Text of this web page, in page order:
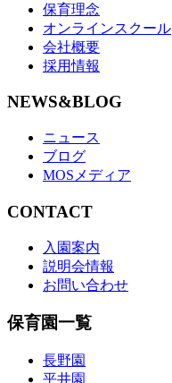
保育理念
オンラインスクール
会社概要
採用情報
NEWS&BLOG
ニュース
ブログ
MOSメディア
CONTACT
入園案内
説明会情報
お問い合わせ
保育園一覧
長野園
平井園